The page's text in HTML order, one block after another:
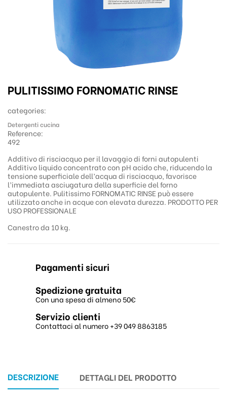
PULITISSIMO FORNOMATIC RINSE
categories:
Detergenti cucina
Reference:
492
Additivo di risciacquo per il lavaggio di forni autopulenti
Additivo liquido concentrato con pH acido che, riducendo la
tensione superficiale dell’acqua di risciacquo, favorisce
l’immediata asciugatura della superficie del forno
autopulente. Pulitissimo FORNOMATIC RINSE può essere
utilizzato anche in acque con elevata durezza. PRODOTTO PER
USO PROFESSIONALE
Canestro da 10 kg.
Pagamenti sicuri
Spedizione gratuita
Con una spesa di almeno 50€
Servizio clienti
Contattaci al numero +39 049 8863185
DESCRIZIONE DETTAGLI DEL PRODOTTO